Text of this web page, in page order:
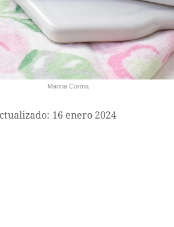
Marina Corma
16 enero 2024